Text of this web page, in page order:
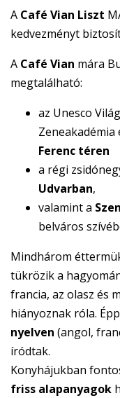
A Café Vian Liszt
kedvezményt
A Café Vian mára
megtalálható:
az Unesco
Zeneakadémia
Ferenc téren
a régi
Udvarban,
valamint a
belváros
Mindhárom
tükrözik a
francia, az olasz és
hiányoznak róla.
nyelven (angol,
íródtak.
Konyhájukban
friss alapanyagok